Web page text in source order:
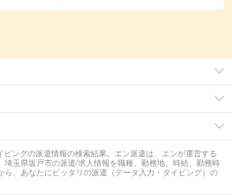
ングの派遣情報の検索結果。エン派遣は、エンが運営する
埼玉県坂戸市の派遣/求人情報を職種、勤務地、時給、勤務時
ら、あなたにピッタリの派遣（データ入力・タイピング）の